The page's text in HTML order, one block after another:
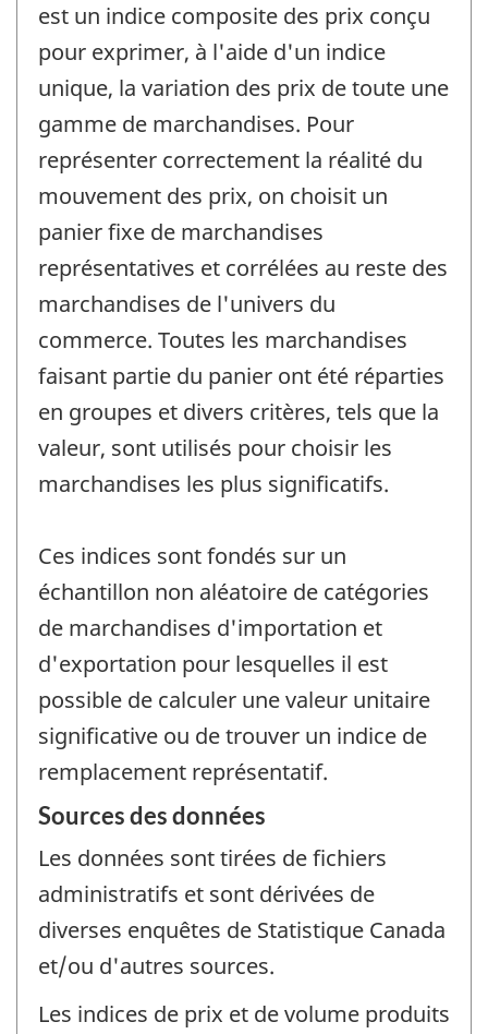
est un indice composite des prix conçu
pour exprimer, à l'aide d'un indice
unique, la variation des prix de toute une
gamme de marchandises. Pour
représenter correctement la réalité du
mouvement des prix, on choisit un
panier fixe de marchandises
représentatives et corrélées au reste des
marchandises de l'univers du
commerce. Toutes les marchandises
faisant partie du panier ont été réparties
en groupes et divers critères, tels que la
valeur, sont utilisés pour choisir les
marchandises les plus significatifs.
Ces indices sont fondés sur un
échantillon non aléatoire de catégories
de marchandises d'importation et
d'exportation pour lesquelles il est
possible de calculer une valeur unitaire
significative ou de trouver un indice de
remplacement représentatif.
Sources des données
Les données sont tirées de fichiers
administratifs et sont dérivées de
diverses enquêtes de Statistique Canada
et/ou d'autres sources.
Les indices de prix et de volume produits